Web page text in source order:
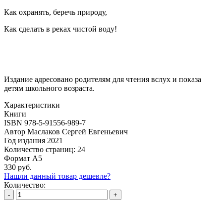
Как охранять, беречь природу,
Как сделать в реках чистой воду!
Издание адресовано родителям для чтения вслух и показа
детям школьного возраста.
Характеристики
Книги
ISBN 978-5-91556-989-7
Автор Маслаков Сергей Евгеньевич
Год издания 2021
Количество страниц: 24
Формат А5
330 руб.
Нашли данный товар дешевле?
Количество:
- +